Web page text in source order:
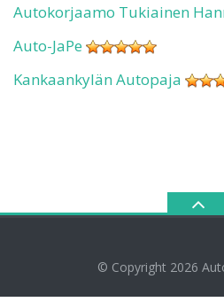
Autokorjaamo Tukiainen
Auto-JaPe
Kankaankylän Autopaja
© Copyright 2026